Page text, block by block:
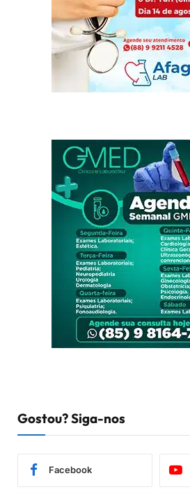
Gostou? Siga-nos
Facebook